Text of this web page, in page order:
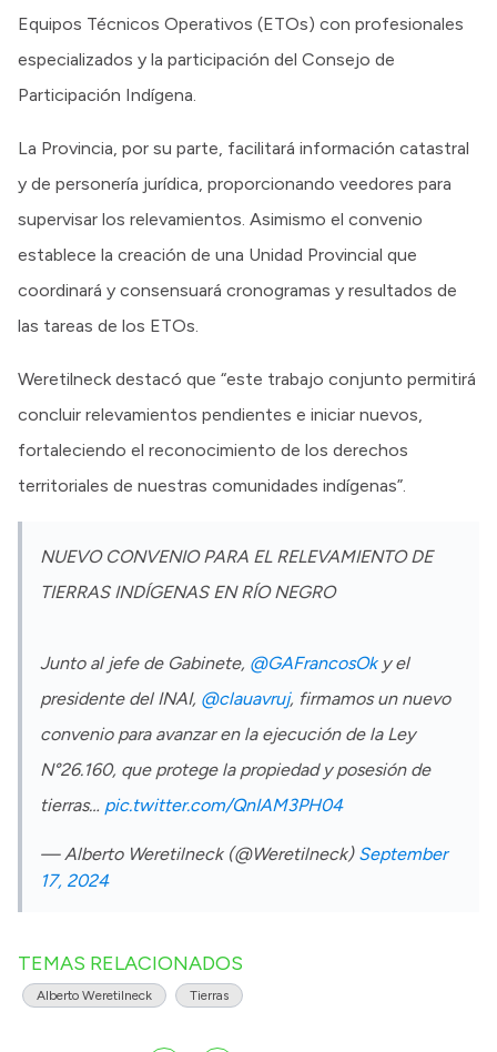
Equipos Técnicos Operativos (ETOs) con profesionales
especializados y la participación del Consejo de
Participación Indígena.
La Provincia, por su parte, facilitará información catastral
y de personería jurídica, proporcionando veedores para
supervisar los relevamientos. Asimismo el convenio
establece la creación de una Unidad Provincial que
coordinará y consensuará cronogramas y resultados de
las tareas de los ETOs.
Weretilneck destacó que “este trabajo conjunto permitirá
concluir relevamientos pendientes e iniciar nuevos,
fortaleciendo el reconocimiento de los derechos
territoriales de nuestras comunidades indígenas”.
NUEVO CONVENIO PARA EL RELEVAMIENTO DE
TIERRAS INDÍGENAS EN RÍO NEGRO
Junto al jefe de Gabinete, @GAFrancosOky el
presidente del INAI, @clauavruj, firmamos un nuevo
convenio para avanzar en la ejecución de la Ley
N°26.160, que protege la propiedad y posesión de
tierras… pic.twitter.com/QnIAM3PH04
— Alberto Weretilneck (@Weretilneck) September
17, 2024
TEMAS RELACIONADOS
Alberto Weretilneck Tierras